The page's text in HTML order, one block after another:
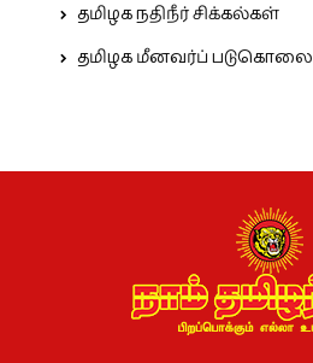
தமிழக நதிநீர் சிக்கல்கள்
தமிழக மீனவர்ப் படுகொலை